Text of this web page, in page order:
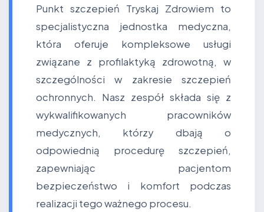
Punkt szczepień Tryskaj Zdrowiem to
specjalistyczna jednostka medyczna,
która oferuje kompleksowe usługi
związane z profilaktyką zdrowotną, w
szczególności w zakresie szczepień
ochronnych. Nasz zespół składa się z
wykwalifikowanych pracowników
medycznych, którzy dbają o
odpowiednią procedurę szczepień,
zapewniając pacjentom
bezpieczeństwo i komfort podczas
realizacji tego ważnego procesu.